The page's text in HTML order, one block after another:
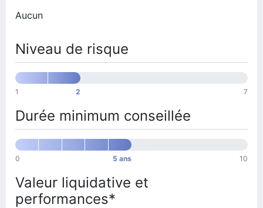
Aucun
Niveau de risque
1 2 7
Durée minimum conseillée
0 5 ans 10
Valeur liquidative et
performances*